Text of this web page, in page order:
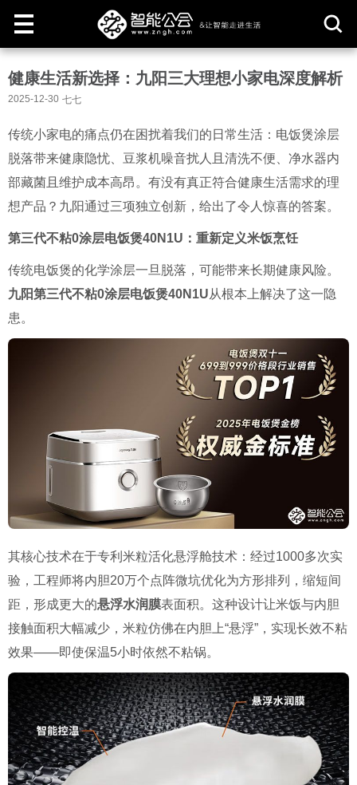
取
健康生活新选择：九阳三大理想小家电深度解析
2025-12-30 七七
传统小家电的痛点仍在困扰着我们的日常生活：电饭煲涂层
脱落带来健康隐忧、豆浆机噪音扰人且清洗不便、净水器内
部藏菌且维护成本高昂。有没有真正符合健康生活需求的理
想产品？九阳通过三项独立创新，给出了令人惊喜的答案。
第三代不粘0涂层电饭煲40N1U：重新定义米饭烹饪
传统电饭煲的化学涂层一旦脱落，可能带来长期健康风险。
九阳第三代不粘0涂层电饭煲40N1U从根本上解决了这一隐
患。
其核心技术在于专利米粒活化悬浮舱技术：经过1000多次实
验，工程师将内胆20万个点阵微坑优化为方形排列，缩短间
距，形成更大的悬浮水润膜表面积。这种设计让米饭与内胆
接触面积大幅减少，米粒仿佛在内胆上“悬浮”，实现长效不粘
效果——即使保温5小时依然不粘锅。